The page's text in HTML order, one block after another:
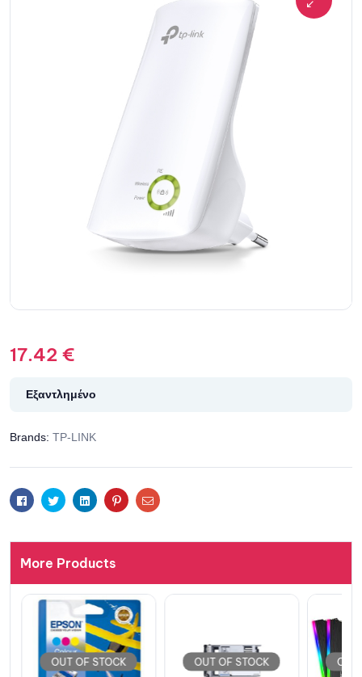
17.42 €
Εξαντλημένο
Brands: TP-LINK
FacebookTwitterLinkedinPinterestEmail
More Products
OUT OF STOCK OUT OF STOCK OUT